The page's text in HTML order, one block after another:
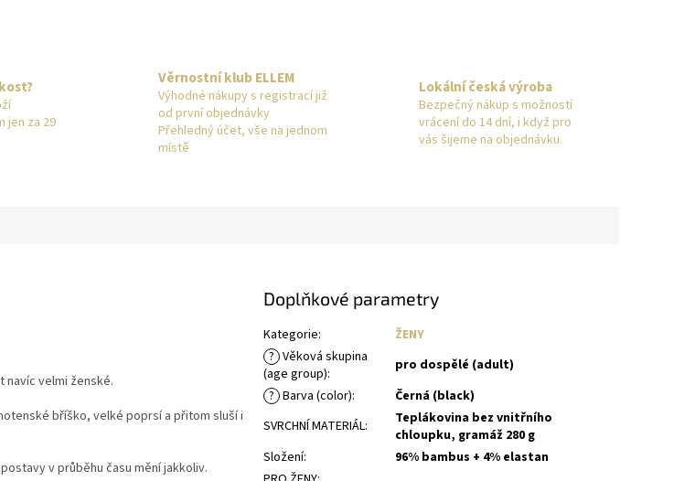
jen za 29
Věrnostní klub ELLEM
Výhodné nákupy s registrací již
od první objednávky
Přehledný účet, vše na jednom
místě
Lokální česká výroba
Bezpečný nákup s možností
vrácení do 14 dní, i když pro
vás šijeme na objednávku.
velmi ženské.
bříško, velké poprsí a přitom sluší i
v průběhu času mění jakkoliv.
Doplňkové parametry
Kategorie:
ŽENY
? Věková skupina
(age group):
pro dospělé (adult)
? Barva (color):
Černá (black)
SVRCHNÍ MATERIÁL:
Teplákovina bez vnitřního
chloupku, gramáž 280 g
Složení:
96% bambus + 4% elastan